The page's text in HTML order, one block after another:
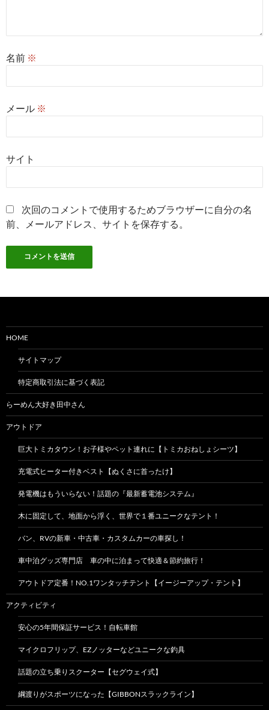
名前 ※
メール ※
サイト
次回のコメントで使用するためブラウザーに自分の名
前、メールアドレス、サイトを保存する。
HOME
サイトマップ
特定商取引法に基づく表記
らーめん大好き田中さん
アウトドア
巨大トミカタウン！お子様やペット連れに【トミカおねしょシーツ】
充電式ヒーター付きベスト【ぬくさに首ったけ】
発電機はもういらない！話題の『最新蓄電池システム』
木に固定して、地面から浮く、世界で１番ユニークなテント！
バン、RVの新車・中古車・カスタムカーの車探し！
車中泊グッズ専門店 車の中に泊まって快適＆節約旅行！
アウトドア定番！NO.1ワンタッチテント【イージーアップ・テント】
アクティビティ
安心の5年間保証サービス！自転車館
マイクロフリップ、EZノッターなどユニークな釣具
話題の立ち乗りスクーター【セグウェイ式】
綱渡りがスポーツになった【GIBBONスラックライン】